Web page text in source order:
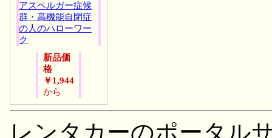
アスペルガー症候
群・高機能自閉症
の人のハローワー
ク
新品価
格
￥1,944
から
レンタカーのポータル